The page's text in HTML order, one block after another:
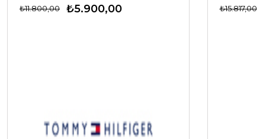
₺5.900,00
₺11.800,00 ₺15.817,00